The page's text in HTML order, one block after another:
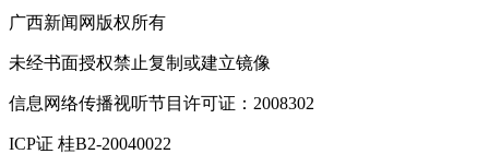
广西新闻网版权所有
未经书面授权禁止复制或建立镜像
信息网络传播视听节目许可证：2008302
ICP证 桂B2-20040022